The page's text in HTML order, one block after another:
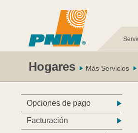
Hogares Más Servicios
Opciones de pago
Facturación